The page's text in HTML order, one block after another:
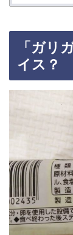
「ガリ
イス？